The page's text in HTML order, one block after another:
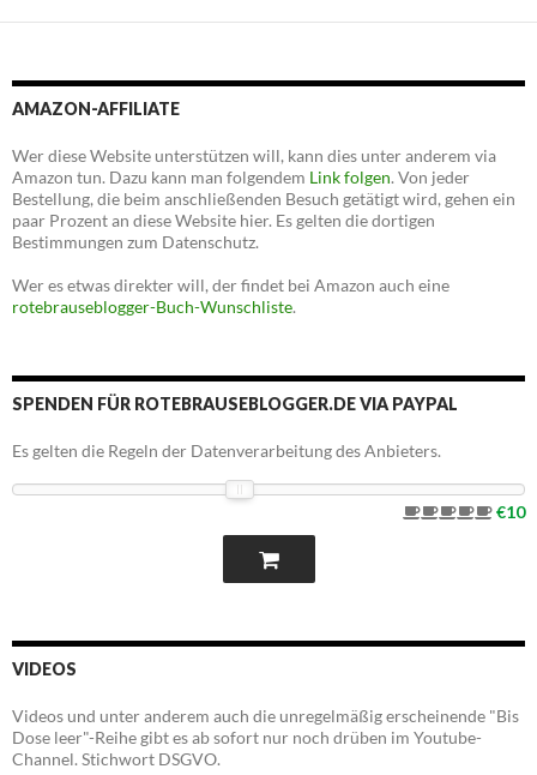
AMAZON-AFFILIATE
Wer diese Website unterstützen will, kann dies unter anderem via
Amazon tun. Dazu kann man folgendem Link folgen. Von jeder
Bestellung, die beim anschließenden Besuch getätigt wird, gehen ein
paar Prozent an diese Website hier. Es gelten die dortigen
Bestimmungen zum Datenschutz.
Wer es etwas direkter will, der findet bei Amazon auch eine
rotebrauseblogger-Buch-Wunschliste.
SPENDEN FÜR ROTEBRAUSEBLOGGER.DE VIA PAYPAL
Es gelten die Regeln der Datenverarbeitung des Anbieters.
€10
VIDEOS
Videos und unter anderem auch die unregelmäßig erscheinende "Bis
Dose leer"-Reihe gibt es ab sofort nur noch drüben im Youtube-
Channel. Stichwort DSGVO.